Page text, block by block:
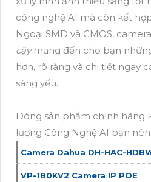
công nghệ AI mà còn kết
Ngoại SMD và CMOS,
cậymang đến cho bạn
hơn, rõ ràng và chi tiết ngay
sáng yếu.
Dòng sản phẩm chính hãng
lượng Công Nghệ AI bạn
Camera Dahua DH-HAC-
VP-180KV2 Camera IP POE